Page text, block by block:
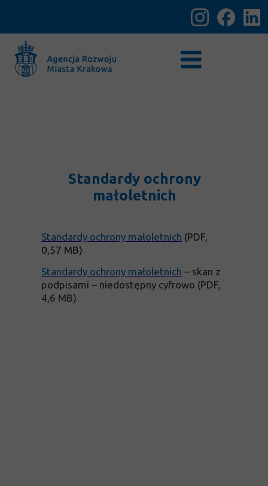
Standardy ochrony małoletnich – skan z
podpisami – niedostępny cyfrowo (PDF,
4,6 MB)
Standardy ochrony małoletnich (PDF,
0,57 MB)
Standardy ochrony
małoletnich